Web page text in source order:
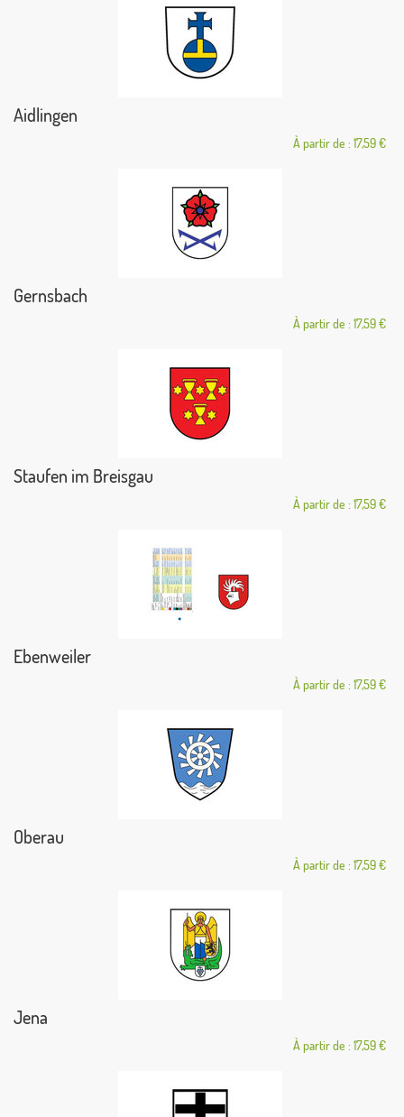
Aidlingen
À partir de : 17,59 €
Gernsbach
À partir de : 17,59 €
Staufen im Breisgau
À partir de : 17,59 €
Ebenweiler
À partir de : 17,59 €
Oberau
À partir de : 17,59 €
Jena
À partir de : 17,59 €